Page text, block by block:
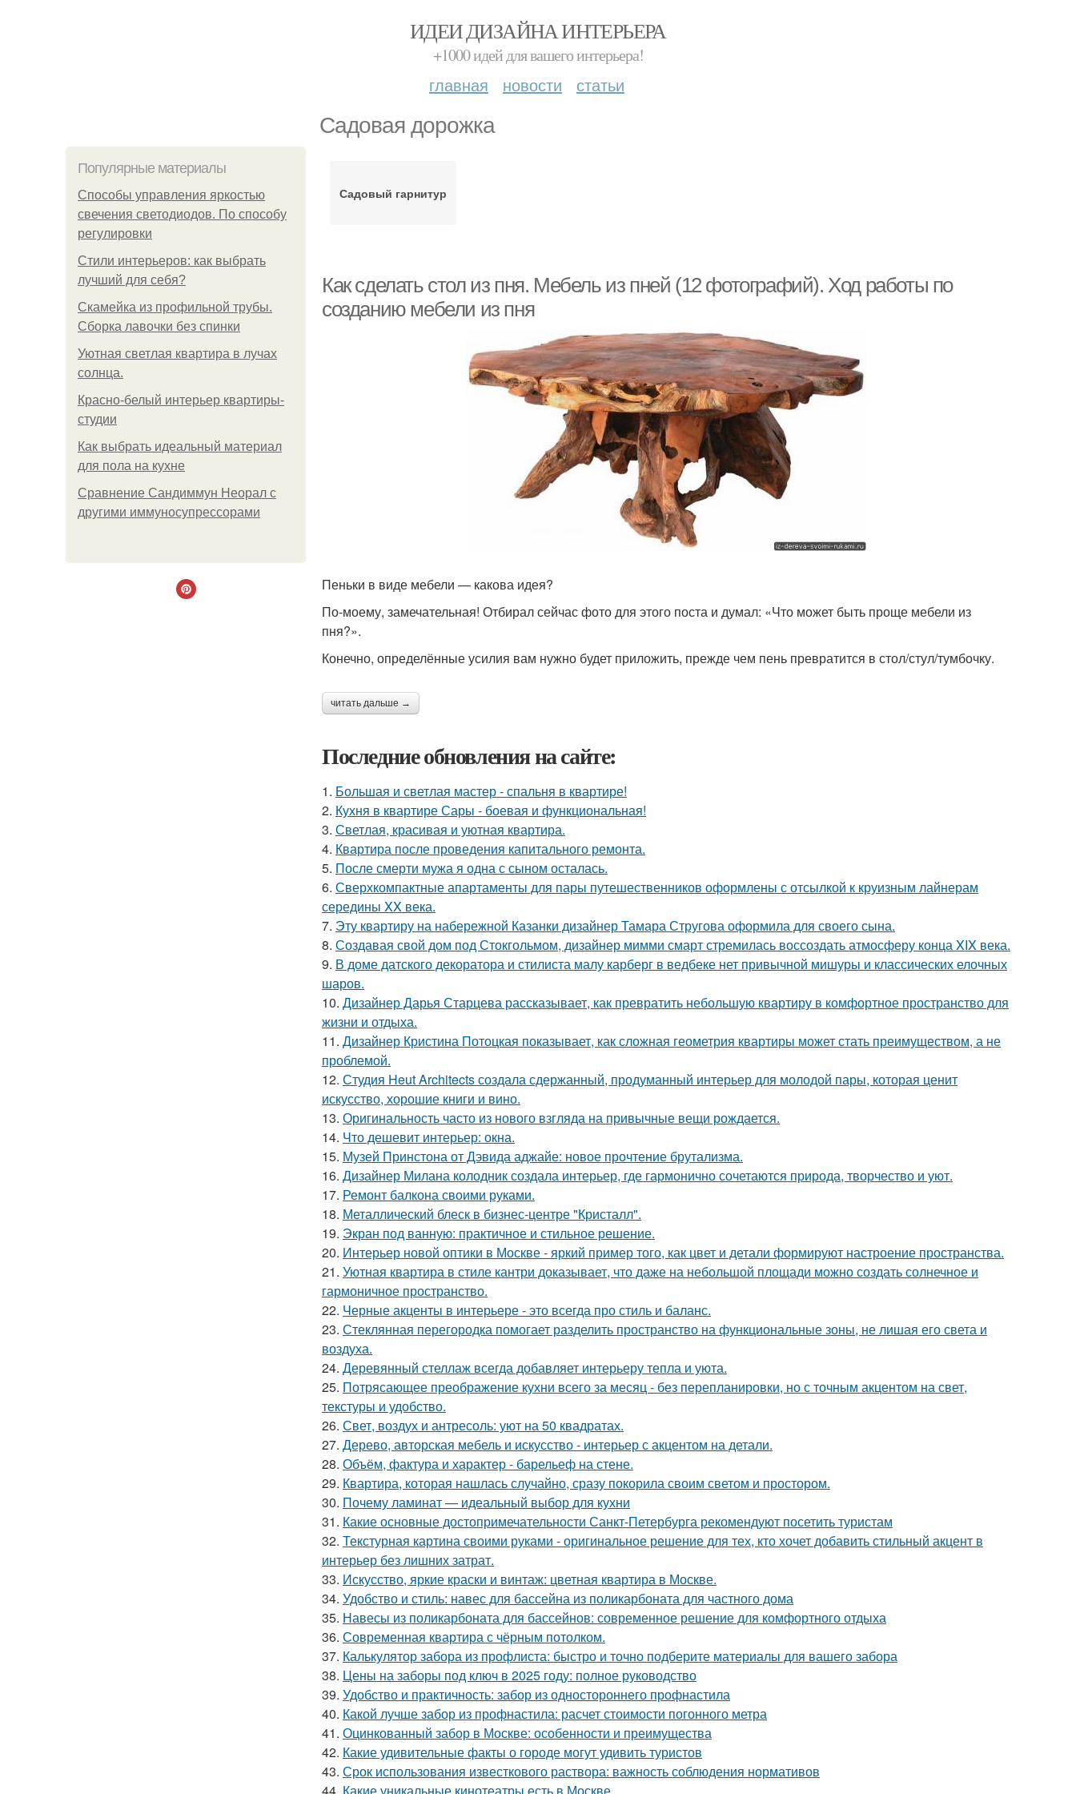
ИДЕИ ДИЗАЙНА ИНТЕРЬЕРА
+1000 идей для вашего интерьера!
главная новости статьи
Садовая дорожка
Популярные материалы
Способы управления яркостью
свечения светодиодов. По способу
регулировки
Стили интерьеров: как выбрать
лучший для себя?
Скамейка из профильной трубы.
Сборка лавочки без спинки
Уютная светлая квартира в лучах
солнца.
Красно-белый интерьер квартиры-
студии
Как выбрать идеальный материал
для пола на кухне
Сравнение Сандиммун Неорал с
другими иммуносупрессорами
Садовый гарнитур
Как сделать стол из пня. Мебель из пней (12 фотографий). Ход работы по
созданию мебели из пня
Пеньки в виде мебели — какова идея?
По-моему, замечательная! Отбирал сейчас фото для этого поста и думал: «Что может быть проще мебели из
пня?».
Конечно, определённые усилия вам нужно будет приложить, прежде чем пень превратится в стол/стул/тумбочку.
читать дальше →
Последние обновления на сайте:
1. Большая и светлая мастер - спальня в квартире!
2. Кухня в квартире Сары - боевая и функциональная!
3. Светлая, красивая и уютная квартира.
4. Квартира после проведения капитального ремонта.
5. После смерти мужа я одна с сыном осталась.
6. Сверхкомпактные апартаменты для пары путешественников оформлены с отсылкой к круизным лайнерам
середины XX века.
7. Эту квартиру на набережной Казанки дизайнер Тамара Стругова оформила для своего сына.
8. Создавая свой дом под Стокгольмом, дизайнер мимми смарт стремилась воссоздать атмосферу конца XIX века.
9. В доме датского декоратора и стилиста малу карберг в ведбеке нет привычной мишуры и классических елочных
шаров.
10. Дизайнер Дарья Старцева рассказывает, как превратить небольшую квартиру в комфортное пространство для
жизни и отдыха.
11. Дизайнер Кристина Потоцкая показывает, как сложная геометрия квартиры может стать преимуществом, а не
проблемой.
12. Студия Heut Architects создала сдержанный, продуманный интерьер для молодой пары, которая ценит
искусство, хорошие книги и вино.
13. Оригинальность часто из нового взгляда на привычные вещи рождается.
14. Что дешевит интерьер: окна.
15. Музей Принстона от Дэвида аджайе: новое прочтение брутализма.
16. Дизайнер Милана колодник создала интерьер, где гармонично сочетаются природа, творчество и уют.
17. Ремонт балкона своими руками.
18. Металлический блеск в бизнес-центре "Кристалл".
19. Экран под ванную: практичное и стильное решение.
20. Интерьер новой оптики в Москве - яркий пример того, как цвет и детали формируют настроение пространства.
21. Уютная квартира в стиле кантри доказывает, что даже на небольшой площади можно создать солнечное и
гармоничное пространство.
22. Черные акценты в интерьере - это всегда про стиль и баланс.
23. Стеклянная перегородка помогает разделить пространство на функциональные зоны, не лишая его света и
воздуха.
24. Деревянный стеллаж всегда добавляет интерьеру тепла и уюта.
25. Потрясающее преображение кухни всего за месяц - без перепланировки, но с точным акцентом на свет,
текстуры и удобство.
26. Свет, воздух и антресоль: уют на 50 квадратах.
27. Дерево, авторская мебель и искусство - интерьер с акцентом на детали.
28. Объём, фактура и характер - барельеф на стене.
29. Квартира, которая нашлась случайно, сразу покорила своим светом и простором.
30. Почему ламинат — идеальный выбор для кухни
31. Какие основные достопримечательности Санкт-Петербурга рекомендуют посетить туристам
32. Текстурная картина своими руками - оригинальное решение для тех, кто хочет добавить стильный акцент в
интерьер без лишних затрат.
33. Искусство, яркие краски и винтаж: цветная квартира в Москве.
34. Удобство и стиль: навес для бассейна из поликарбоната для частного дома
35. Навесы из поликарбоната для бассейнов: современное решение для комфортного отдыха
36. Современная квартира с чёрным потолком.
37. Калькулятор забора из профлиста: быстро и точно подберите материалы для вашего забора
38. Цены на заборы под ключ в 2025 году: полное руководство
39. Удобство и практичность: забор из одностороннего профнастила
40. Какой лучше забор из профнастила: расчет стоимости погонного метра
41. Оцинкованный забор в Москве: особенности и преимущества
42. Какие удивительные факты о городе могут удивить туристов
43. Срок использования известкового раствора: важность соблюдения нормативов